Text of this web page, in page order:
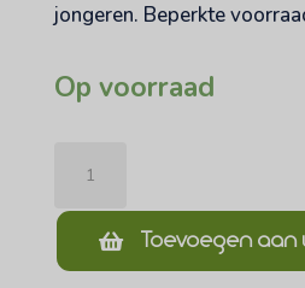
jongeren. Beperkte
Op voorraad
ratio
24
Toevoegen